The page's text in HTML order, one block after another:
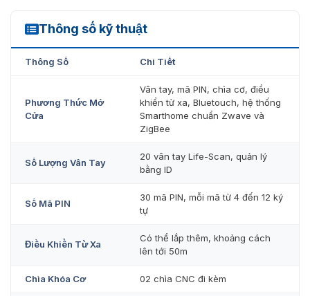
Hướng dẫn và thông báo tình trạng bằng giọng nói.
cũng cho phép cài đặt chế độ khóa bằng tay nếu
Âm thanh cảnh báo lên tới 80dB khi phát hiện hành
vi phá khóa hoặc nhiệt độ vượt quá 55ºC.
động đất, chỉ cần kéo tay nắm xuống để mở cửa.
LED, và có thể sử dụng nguồn dự phòng 9V khi pin
Tính năng mã số ảo giúp bảo vệ mật khẩu khỏi việc
bị nhìn lén bằng cách yêu cầu nhập dãy số đúng sau
khi nhấn một dãy số ngẫu nhiên.
Thông số kỹ thuật
YMG40
Thông Số Chi Tiết
Phương Thức Mở
Cửa
Vân tay, mã PIN, chìa cơ, điều
khiển từ xa, Bluetouch, hệ thống
Smarthome chuẩn Zwave và
ZigBee
Số Lượng Vân Tay
20 vân tay Life-Scan, quản lý
bằng ID
Số Mã PIN
30 mã PIN, mỗi mã từ 4 đến 12 ký
tự
Điều Khiển Từ Xa
Có thể lắp thêm, khoảng cách
lên tới 50m
Chìa Khóa Cơ 02 chìa CNC đi kèm